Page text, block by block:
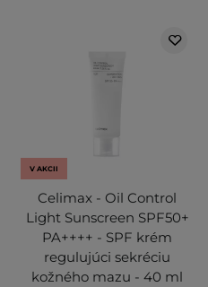
V AKCII
Celimax - Oil Control
Light Sunscreen SPF50+
PA++++ - SPF krém
regulujúci sekréciu
kožného mazu - 40 ml